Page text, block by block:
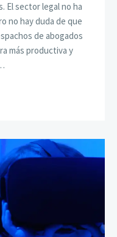
El sector legal no ha
no hay duda de que
de abogados
más productiva y